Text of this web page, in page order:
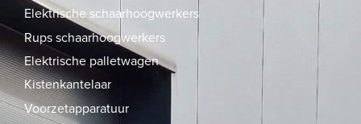
Elektrische schaarhoogwerkers
Rups schaarhoogwerkers
Elektrische palletwagen
Kistenkantelaar
Voorzetapparatuur